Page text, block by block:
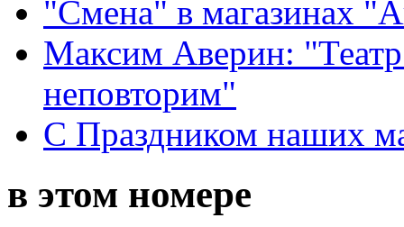
"Смена" в магазинах
Максим Аверин:
неповторим"
С Праздником наших
в этом номере